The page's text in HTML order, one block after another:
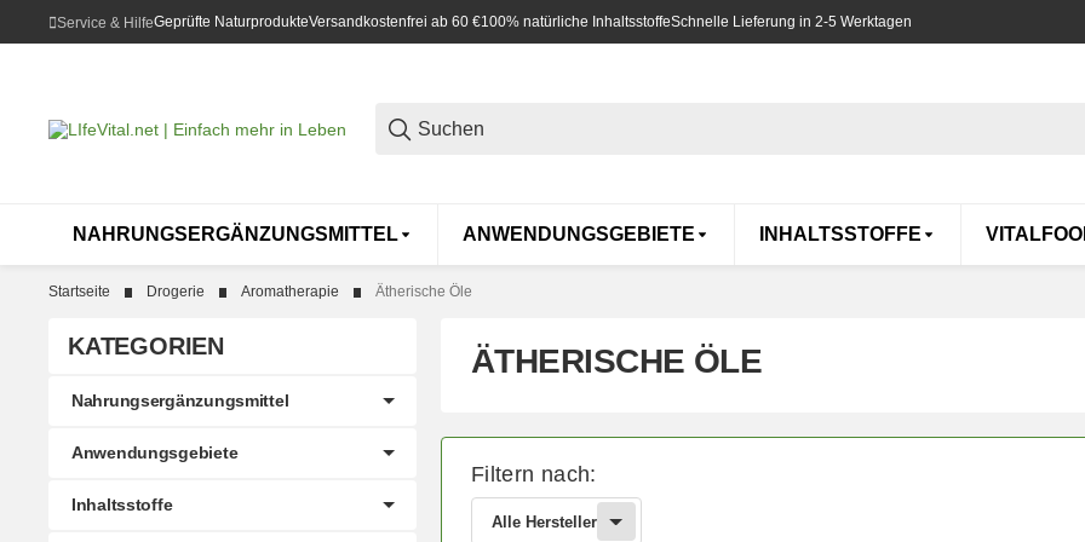
Service & HilfeGeprüfte NaturprodukteVersandkostenfrei ab 60 €100% natürliche InhaltsstoffeSchnelle Lieferung in 2-5 Werktagen
NAHRUNGSERGÄNZUNGSMITTEL ANWENDUNGSGEBIETE INHALTSSTOFFE
Startseite Drogerie Aromatherapie Ätherische Öle
ÄTHERISCHE ÖLE
Filtern nach:
Alle Hersteller
KATEGORIEN
Nahrungsergänzungsmittel
Anwendungsgebiete
Inhaltsstoffe